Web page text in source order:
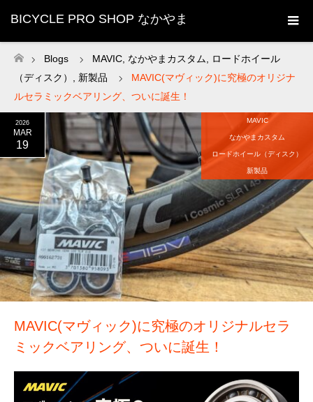
BICYCLE PRO SHOP なかやま
ホーム
Blogs MAVIC なかやまカスタム
ロードホイール
（ディスク）
新製品
MAVIC(マヴィック)に究極のオリジナ
ルセラミックベアリング、ついに誕生！
2026
MAR
19
MAVIC
なかやまカスタム
ロードホイール（ディスク）
新製品
MAVIC(マヴィック)に究極のオリジナルセラ
ミックベアリング、ついに誕生！